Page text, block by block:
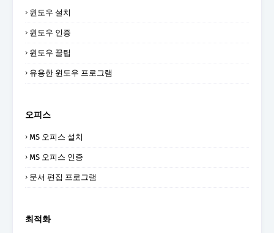
윈도우 설치
윈도우 인증
윈도우 꿀팁
유용한 윈도우 프로그램
오피스
MS 오피스 설치
MS 오피스 인증
문서 편집 프로그램
최적화